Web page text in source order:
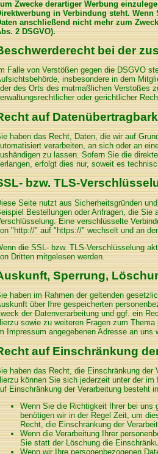
Zwecke derartiger Werbung
in Verbindung steht.
anschließend nicht mehr zum
2 DSGVO).
bei der
Falle von Verstößen gegen die DSGVO
insbesondere in dem
des Orts des mutmaßlichen Verstoßes
oder gerichtlicher
auf
haben das Recht, Daten, die wir auf
verarbeiten, an sich oder an
zu lassen. Sofern Sie die
erfolgt dies nur, soweit es
bzw. TLS-
Seite nutzt aus Sicherheitsgründen
Bestellungen oder Anfragen, die
Eine verschlüsselte
"http://" auf "https://" wechselt und an
die SSL- bzw. TLS-Verschlüsselung
Dritten mitgelesen werden.
Sperrung,
haben im Rahmen der geltenden
über Ihre gespeicherten
der Datenverarbeitung und ggf. ein
sowie zu weiteren Fragen zum
Impressum angegebenen Adresse an uns
auf Einschränkung
haben das Recht, die Einschränkung der
können Sie sich jederzeit unter der
Einschränkung der Verarbeitung besteht
Wenn Sie die Richtigkeit Ihrer bei uns
benötigen wir in der Regel Zeit, um
Recht, die Einschränkung der
Wenn die Verarbeitung Ihrer
Sie statt der Löschung die
Wenn wir Ihre personenbezogenen